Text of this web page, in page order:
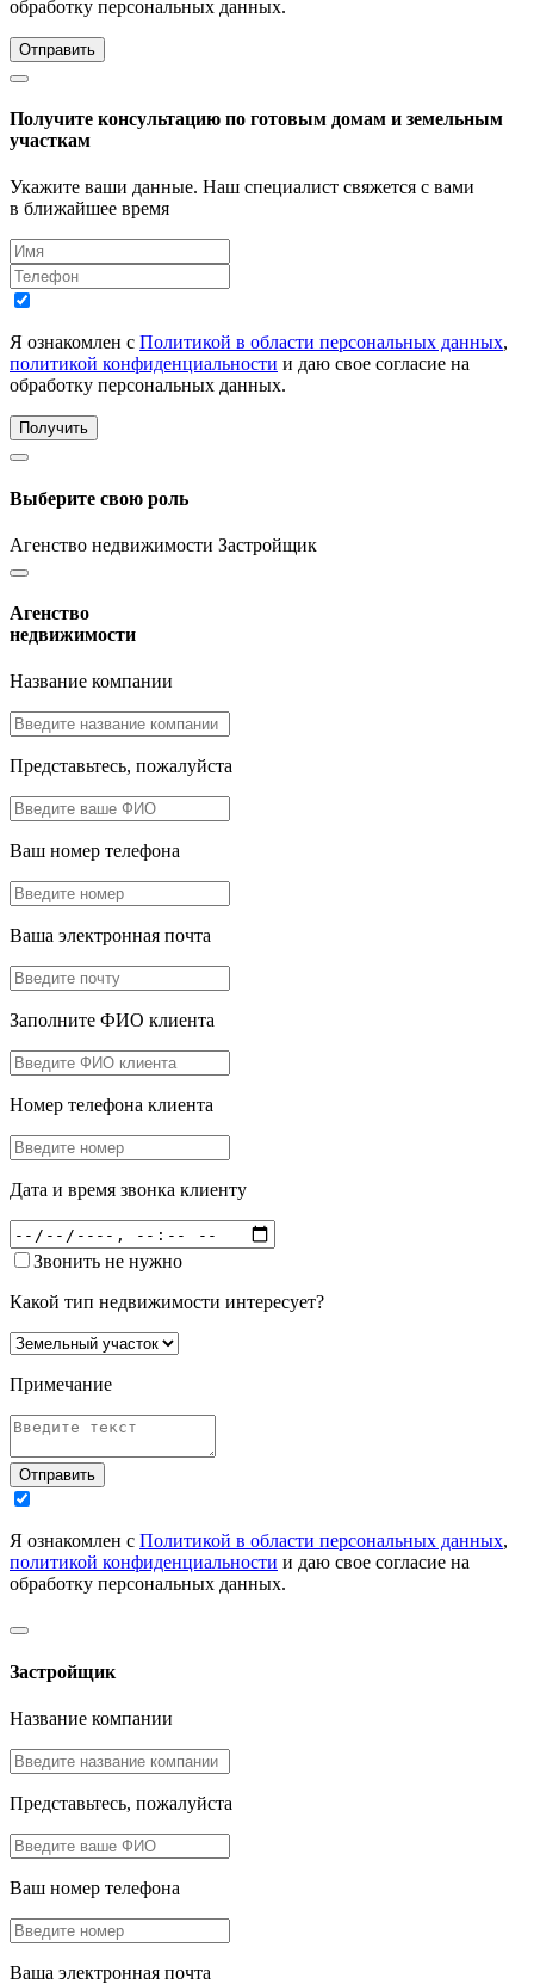
обработку персональных данных.
Отправить
Получите консультацию по готовым домам и земельным
участкам
Укажите ваши данные. Наш специалист свяжется с вами
в ближайшее время
Я ознакомлен с Политикой в области персональных данных,
политикой конфиденциальности и даю свое согласие на
обработку персональных данных.
Получить
Выберите свою роль
Агенство недвижимости Застройщик
Агенство
недвижимости
Название компании
Представьтесь, пожалуйста
Ваш номер телефона
Ваша электронная почта
Заполните ФИО клиента
Номер телефона клиента
Дата и время звонка клиенту
Звонить не нужно
Какой тип недвижимости интересует?
Примечание
Отправить
Я ознакомлен с Политикой в области персональных данных,
политикой конфиденциальности и даю свое согласие на
обработку персональных данных.
Застройщик
Название компании
Представьтесь, пожалуйста
Ваш номер телефона
Ваша электронная почта